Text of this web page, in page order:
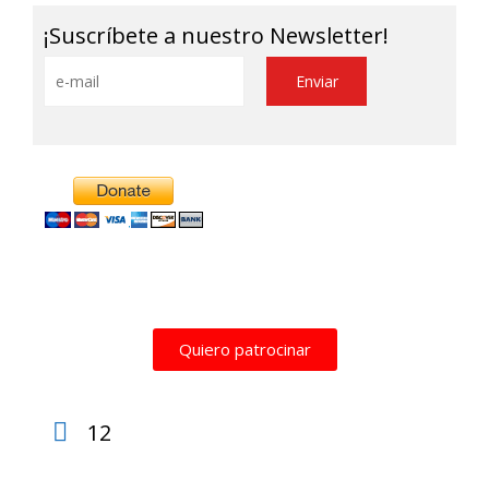
¡Suscríbete a nuestro Newsletter!
Quiero patrocinar
12